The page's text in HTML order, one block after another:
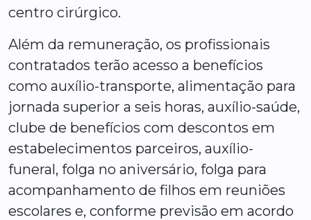
centro cirúrgico.
Além da remuneração, os profissionais
contratados terão acesso a benefícios
como auxílio-transporte, alimentação para
jornada superior a seis horas, auxílio-saúde,
clube de benefícios com descontos em
estabelecimentos parceiros, auxílio-
funeral, folga no aniversário, folga para
acompanhamento de filhos em reuniões
escolares e, conforme previsão em acordo